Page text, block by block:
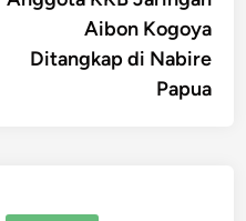
Aibon Kogoya
Ditangkap di Nabire
Papua